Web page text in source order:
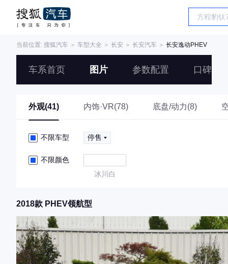
当前位置: 搜狐汽车 ＞ 车型大全 ＞ 长安 ＞ 长安汽车 ＞ 长安逸动PHEV
车系首页 图片 参数配置 口碑
外观(41) 内饰·VR(78) 底盘/动力(8)
不限车型 停售
不限颜色
冰川白
2018款 PHEV领航型